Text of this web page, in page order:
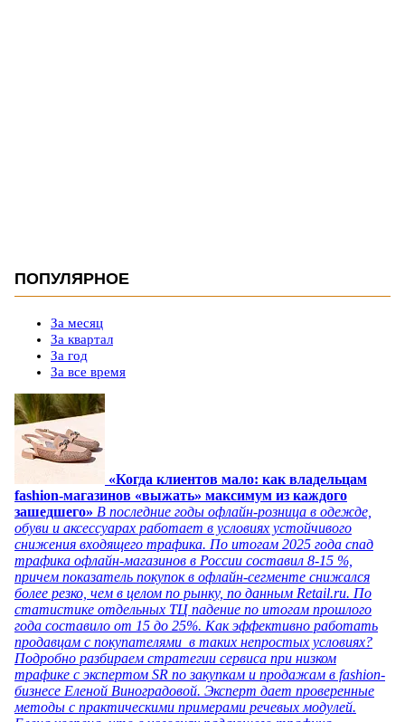
ПОПУЛЯРНОЕ
За месяц
За квартал
За год
За все время
«Когда клиентов мало: как владельцам
fashion-магазинов «выжать» максимум из каждого
зашедшего» В последние годы офлайн-розница в одежде,
обуви и аксессуарах работает в условиях устойчивого
снижения входящего трафика. По итогам 2025 года спад
трафика офлайн-магазинов в России составил 8-15 %,
причем показатель покупок в офлайн-сегменте снижался
более резко, чем в целом по рынку, по данным Retail.ru. По
статистике отдельных ТЦ падение по итогам прошлого
года составило от 15 до 25%. Как эффективно работать
продавцам с покупателями в таких непростых условиях?
Подробно разбираем стратегии сервиса при низком
трафике с экспертом SR по закупкам и продажам в fashion-
бизнесе Еленой Виноградовой. Эксперт дает проверенные
методы с практическими примерами речевых модулей.